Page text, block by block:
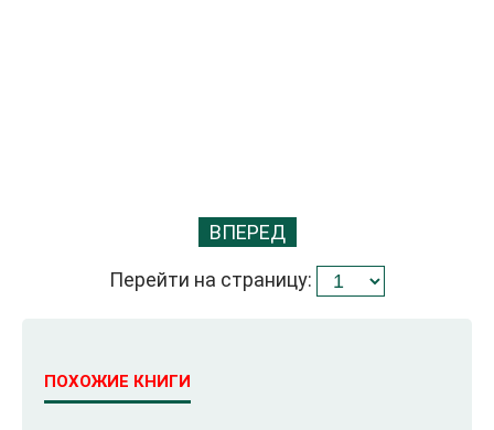
ВПЕРЕД
Перейти на страницу:
ПОХОЖИЕ КНИГИ